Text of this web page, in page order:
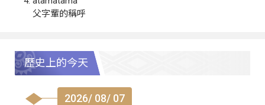
父字輩的稱呼
歷史上的今天
2026/ 08/ 07